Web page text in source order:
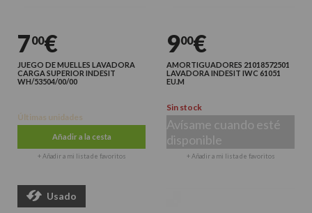
700€
JUEGO DE MUELLES LAVADORA
CARGA SUPERIOR INDESIT
WH/53504/00/00
Últimas unidades
Añadir a la cesta
+ Añadir a mi lista de favoritos
900€
AMORTIGUADORES 21018572501
LAVADORA INDESIT IWC 61051
EU.M
Sin stock
Avísame cuando esté
disponible
+ Añadir a mi lista de favoritos
Usado